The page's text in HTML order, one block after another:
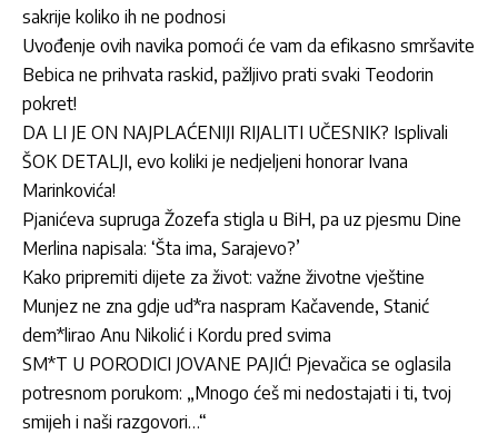
sakrije koliko ih ne podnosi
Uvođenje ovih navika pomoći će vam da efikasno smršavite
Bebica ne prihvata raskid, pažljivo prati svaki Teodorin
pokret!
DA LI JE ON NAJPLAĆENIJI RIJALITI UČESNIK? Isplivali
ŠOK DETALJI, evo koliki je nedjeljeni honorar Ivana
Marinkovića!
Pjanićeva supruga Žozefa stigla u BiH, pa uz pjesmu Dine
Merlina napisala: ‘Šta ima, Sarajevo?’
Kako pripremiti dijete za život: važne životne vještine
Munjez ne zna gdje ud*ra naspram Kačavende, Stanić
dem*lirao Anu Nikolić i Kordu pred svima
SM*T U PORODICI JOVANE PAJIĆ! Pjevačica se oglasila
potresnom porukom: „Mnogo ćeš mi nedostajati i ti, tvoj
smijeh i naši razgovori…“